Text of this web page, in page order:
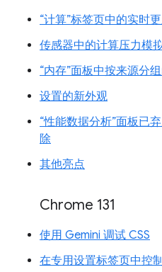
“计算”标签页中的实时
传感器中的计算压力模
“内存”面板中按来源分
设置的新外观
“性能数据分析”面板已
除
其他亮点
Chrome 131
使用 Gemini 调试 CSS
在专用设置标签页中控